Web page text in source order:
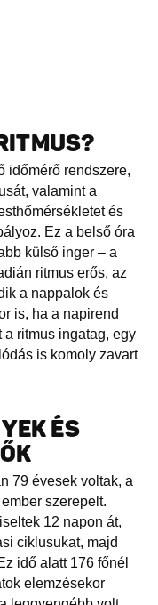
időmérő rendszere,
valamint a
és
Ez a belső óra
külső inger – a
ritmus erős, az
a nappalok és
is, ha a napirend
ritmus ingatag, egy
is komoly zavart
ÉS
79 évesek voltak, a
szerepelt.
12 napon át,
ciklusukat, majd
idő alatt 176 főnél
elemzésekor